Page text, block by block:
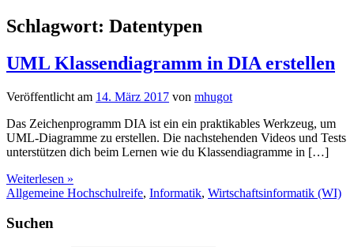
Schlagwort: Datentypen
UML Klassendiagramm in DIA erstellen
Veröffentlicht am 14. März 2017 von mhugot
Das Zeichenprogramm DIA ist ein ein praktikables Werkzeug, um
UML-Diagramme zu erstellen. Die nachstehenden Videos und Tests
unterstützen dich beim Lernen wie du Klassendiagramme in […]
Weiterlesen »
Allgemeine Hochschulreife, Informatik, Wirtschaftsinformatik (WI)
Suchen